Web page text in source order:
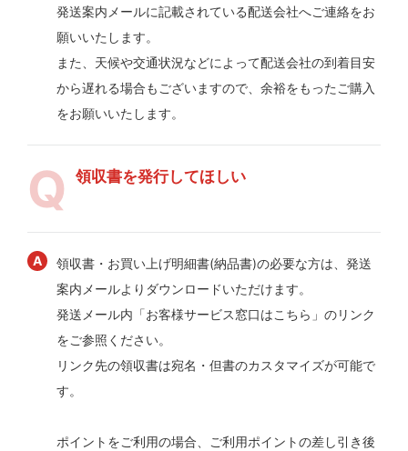
発送案内メールに記載されている配送会社へご連絡をお
願いいたします。
また、天候や交通状況などによって配送会社の到着目安
から遅れる場合もございますので、余裕をもったご購入
をお願いいたします。
領収書を発行してほしい
領収書・お買い上げ明細書(納品書)の必要な方は、発送
案内メールよりダウンロードいただけます。
発送メール内「お客様サービス窓口はこちら」のリンク
をご参照ください。
リンク先の領収書は宛名・但書のカスタマイズが可能で
す。
ポイントをご利用の場合、ご利用ポイントの差し引き後